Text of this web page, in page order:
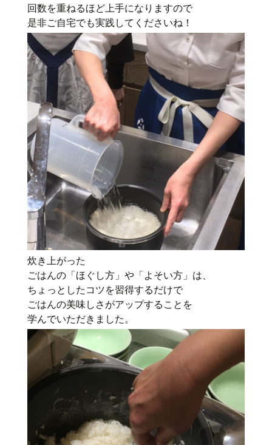
回数を重ねるほど上手になりますので
是非ご自宅でも実践してくださいね！
炊き上がった
ごはんの「ほぐし方」や「よそい方」は、
ちょっとしたコツを習得するだけで
ごはんの美味しさがアップすることを
学んでいただきました。